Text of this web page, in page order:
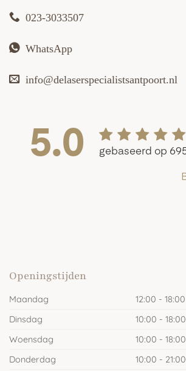
023-3033507
WhatsApp
info@delaserspecialistsantpoort.nl
Openingstijden
Maandag
12:00 - 18:00
Dinsdag
10:00 - 18:00
Woensdag
10:00 - 18:00
Donderdag
10:00 - 21:00